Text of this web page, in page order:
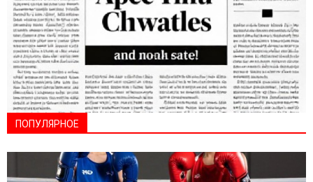
ПОПУЛЯРНОЕ